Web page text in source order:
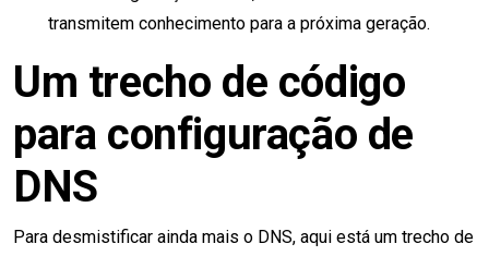
transmitem conhecimento para a próxima geração.
Um trecho de código
para configuração de
DNS
Para desmistificar ainda mais o DNS, aqui está um trecho de